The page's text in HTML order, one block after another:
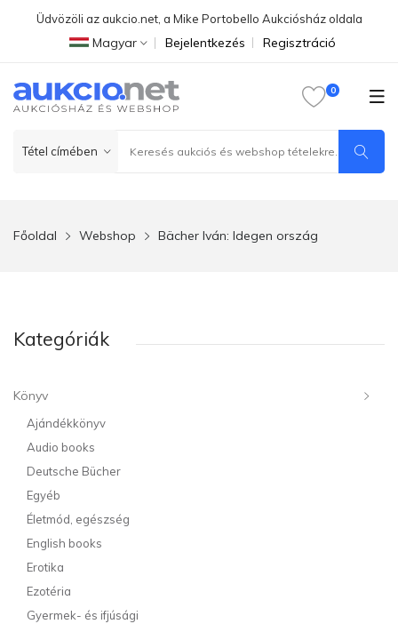
Üdvözöli az aukcio.net, a Mike Portobello Aukciósház oldala
Magyar Bejelentkezés Regisztráció
Főoldal Webshop Bächer Iván: Idegen ország
Kategóriák
Könyv
Ajándékkönyv
Audio books
Deutsche Bücher
Egyéb
Életmód, egészség
English books
Erotika
Ezotéria
Gyermek- és ifjúsági